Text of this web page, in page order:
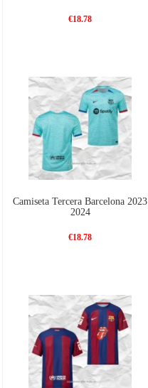
€18.78
Camiseta Tercera Barcelona 2023
2024
€18.78